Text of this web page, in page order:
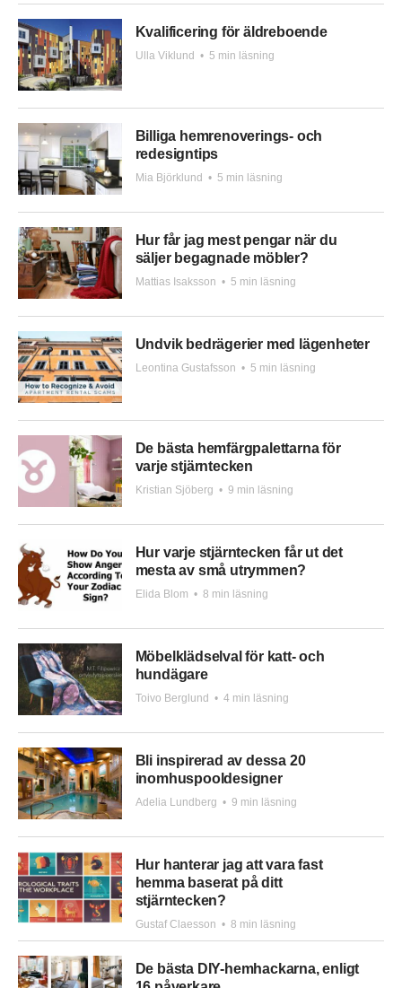
Kvalificering för äldreboende
Ulla Viklund • 5 min läsning
Billiga hemrenoverings- och
redesigntips
Mia Björklund • 5 min läsning
Hur får jag mest pengar när du
säljer begagnade möbler?
Mattias Isaksson • 5 min läsning
Undvik bedrägerier med lägenheter
Leontina Gustafsson • 5 min läsning
De bästa hemfärgpalettarna för
varje stjärntecken
Kristian Sjöberg • 9 min läsning
Hur varje stjärntecken får ut det
mesta av små utrymmen?
Elida Blom • 8 min läsning
Möbelklädselval för katt- och
hundägare
Toivo Berglund • 4 min läsning
Bli inspirerad av dessa 20
inomhuspooldesigner
Adelia Lundberg • 9 min läsning
Hur hanterar jag att vara fast
hemma baserat på ditt
stjärntecken?
Gustaf Claesson • 8 min läsning
De bästa DIY-hemhackarna, enligt